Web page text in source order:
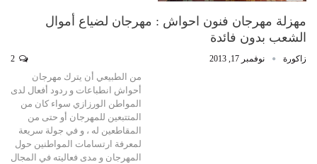
مهزلة مهرجان فنون احواش : مهرجان لضياع أموال
الشعب بدون فائدة
زاكورة نوفمبر 17, 2013
من الطبيعي أن يترك مهرجان
أحواش انطباعات و ردود أفعال لدى
المواطن الورزازي سواء كان من
المتتبعين للمهرجان أو حتى من
المقاطعين له ، و في جولة سريعة
لمعرفة ارتسامات المواطنين حول
المهرجان و مدى فعاليته في المجال